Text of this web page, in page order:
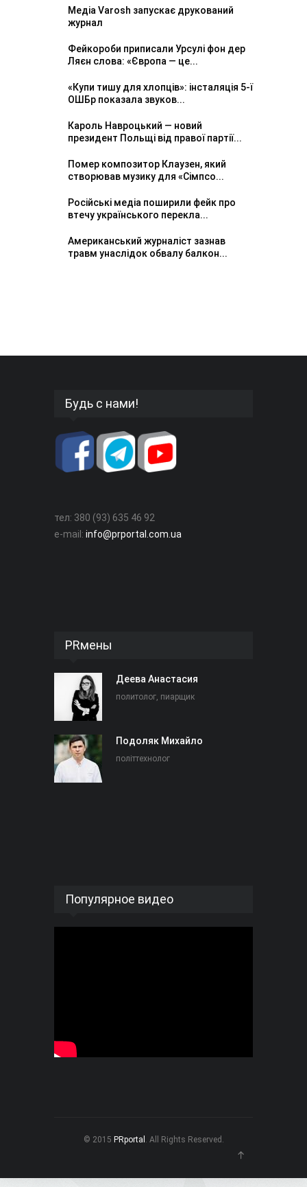
Медіа Varosh запускає друкований
журнал
Фейкороби приписали Урсулі фон дер
Ляєн слова: «Європа — це...
«Купи тишу для хлопців»: інсталяція 5-ї
ОШБр показала звуков...
Кароль Навроцький — новий
президент Польщі від правої партії...
Помер композитор Клаузен, який
створював музику для «Сімпсо...
Російські медіа поширили фейк про
втечу українського перекла...
Американський журналіст зазнав
травм унаслідок обвалу балкон...
Будь с нами!
тел: 380 (93) 635 46 92
e-mail: info@prportal.com.ua
PRмены
Деева Анастасия
политолог, пиарщик
Подоляк Михайло
політтехнолог
Популярное видео
© 2015 PRportal . All Rights Reserved.